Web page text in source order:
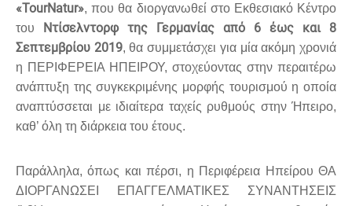
«TourNatur», που θα διοργανωθεί στο Εκθεσιακό Κέντρο
του
Ντίσελντορφ της Γερμανίας από 6 έως και 8
Σεπτεμβρίου 2019, θα συμμετάσχει για μία ακόμη χρονιά
η ΠΕΡΙΦΕΡΕΙΑ ΗΠΕΙΡΟΥ, στοχεύοντας στην περαιτέρω
ανάπτυξη της συγκεκριμένης μορφής τουρισμού η οποία
αναπτύσσεται με ιδιαίτερα ταχείς ρυθμούς στην Ήπειρο,
καθ’ όλη τη διάρκεια του έτους.
Παράλληλα, όπως και πέρσι, η Περιφέρεια Ηπείρου ΘΑ
ΔΙΟΡΓΑΝΩΣΕΙ ΕΠΑΓΓΕΛΜΑΤΙΚΕΣ ΣΥΝΑΝΤΗΣΕΙΣ